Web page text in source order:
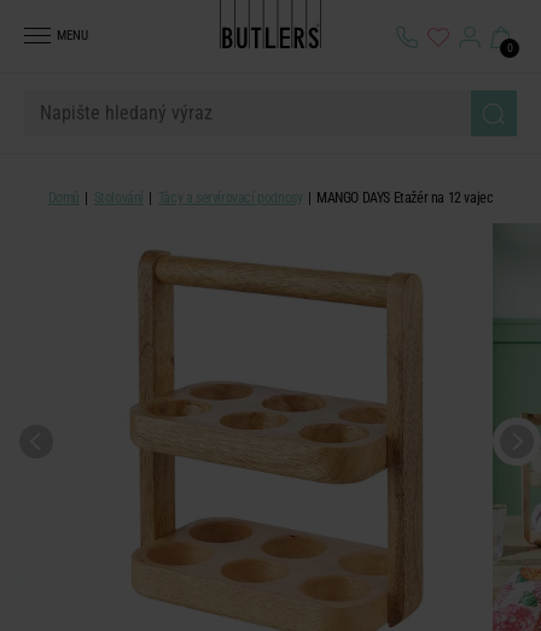
MENU
0
Domů Stolování Tácy a servírovací podnosy MANGO DAYS Etažér na 12 vajec